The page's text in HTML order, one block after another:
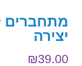
מתחברים
יצירה
₪39.00